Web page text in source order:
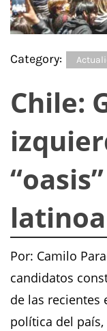
Category:
Chile:
“oasis”
Por: Camilo
candidatos
de las recientes
política del